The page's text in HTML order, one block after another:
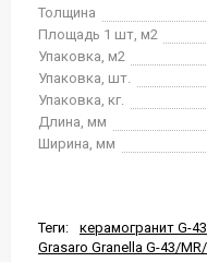
Толщина
Площадь 1 шт, м2
Упаковка, м2
Упаковка, шт.
Упаковка, кг.
Длина, мм
Ширина, мм
Теги:
керамогранит G-
Grasaro Granella G-43/